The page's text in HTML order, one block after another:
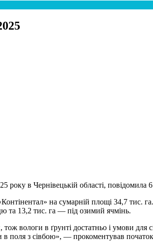
року в Чернівецькій області, повідомила
на сумарній площі 34,7 тис.
та 13,2 тис. га — під озимий ячмінь.
вологи в ґрунті достатньо і умови для
поля з сівбою», — прокоментував